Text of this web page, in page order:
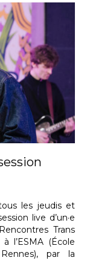
les jeudis et
live d’un·e
Trans
l’ESMA (École
par la